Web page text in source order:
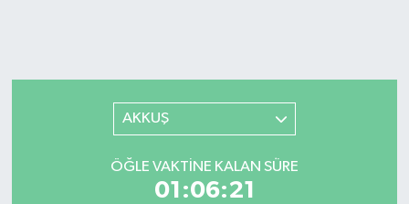
AKKUŞ
ÖĞLE VAKTINE KALAN SÜRE
01:06:21
Son Dakika Haberleri